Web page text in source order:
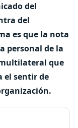
del
del
es que la nota
personal de la
que
el sentir de